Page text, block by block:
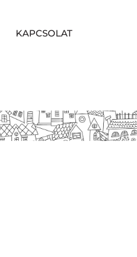
KAPCSOLAT